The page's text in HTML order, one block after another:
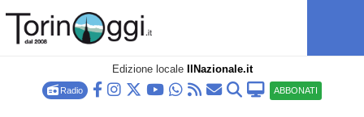
Edizione locale IlNazionale.it
Radio ABBONATI